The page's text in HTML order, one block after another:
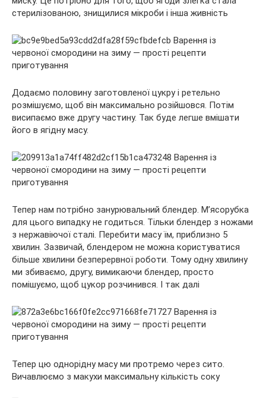
стерилізованою, знищилися мікроби і інша живність
Додаємо половину заготовленої цукру і ретельно
розмішуємо, щоб він максимально розійшовся. Потім
висипаємо вже другу частину. Так буде легше вмішати
його в ягідну масу.
Тепер нам потрібно занурювальний блендер. М’ясорубка
для цього випадку не годиться. Тільки блендер з ножами
з нержавіючої сталі. Перебити масу їм, приблизно 5
хвилин. Зазвичай, блендером не можна користуватися
більше хвилини безперервної роботи. Тому одну хвилину
ми збиваємо, другу, вимикаючи блендер, просто
помішуємо, щоб цукор розчинився. І так далі
Тепер цю однорідну масу ми протремо через сито.
Вичавлюємо з макухи максимальну кількість соку